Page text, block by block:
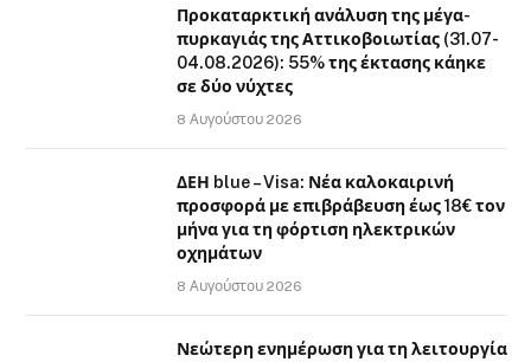
Προκαταρκτική ανάλυση της μέγα-
πυρκαγιάς της Αττικοβοιωτίας (31.07-
04.08.2026): 55% της έκτασης κάηκε
σε δύο νύχτες
8 Αυγούστου 2026
ΔΕΗ blue – Visa: Νέα καλοκαιρινή
προσφορά με επιβράβευση έως 18€ τον
μήνα για τη φόρτιση ηλεκτρικών
οχημάτων
8 Αυγούστου 2026
Νεώτερη ενημέρωση για τη λειτουργία